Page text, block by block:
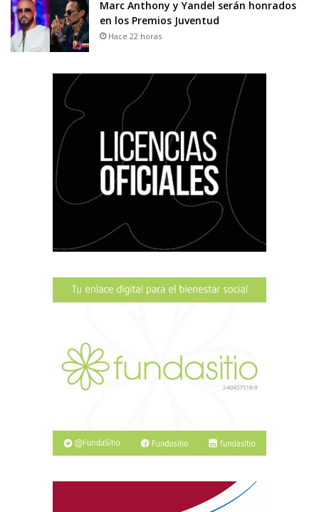
Marc Anthony y Yandel serán honrados
en los Premios Juventud
Hace 22 horas